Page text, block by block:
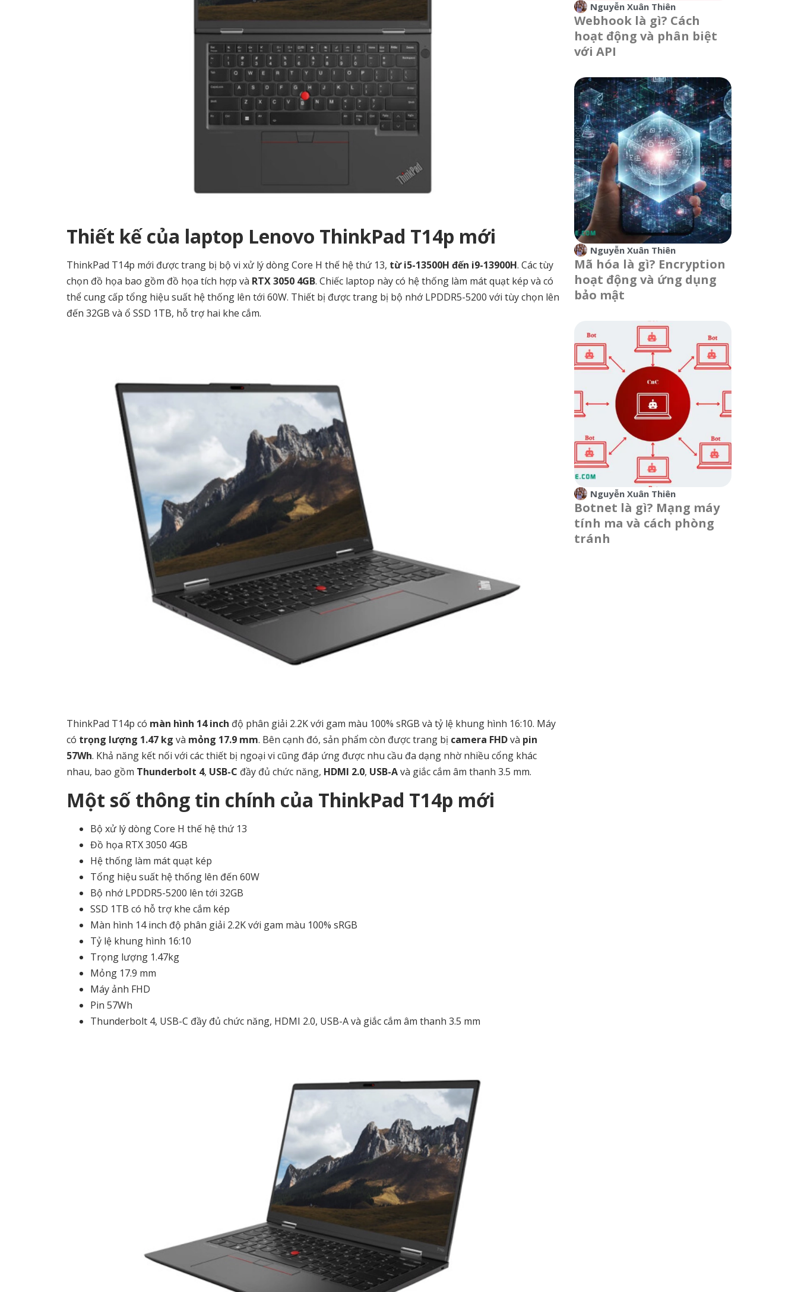
Thiết kế của laptop Lenovo ThinkPad T14p mới
ThinkPad T14p mới được trang bị bộ vi xử lý dòng Core H thế hệ thứ 13, từ i5-13500H đến i9-13900H. Các tùy
chọn đồ họa bao gồm đồ họa tích hợp và RTX 3050 4GB. Chiếc laptop này có hệ thống làm mát quạt kép và có
thể cung cấp tổng hiệu suất hệ thống lên tới 60W. Thiết bị được trang bị bộ nhớ LPDDR5-5200 với tùy chọn lên
đến 32GB và ổ SSD 1TB, hỗ trợ hai khe cắm.
ThinkPad T14p có màn hình 14 inch độ phân giải 2.2K với gam màu 100% sRGB và tỷ lệ khung hình 16:10. Máy
có trọng lượng 1.47 kg và mỏng 17.9 mm. Bên cạnh đó, sản phẩm còn được trang bị camera FHDvà pin
57Wh. Khả năng kết nối với các thiết bị ngoại vi cũng đáp ứng được nhu cầu đa dạng nhờ nhiều cổng khác
nhau, bao gồm Thunderbolt 4, USB-C đầy đủ chức năng, HDMI 2.0, USB-Avà giắc cắm âm thanh 3.5 mm.
Một số thông tin chính của ThinkPad T14p mới
Bộ xử lý dòng Core H thế hệ thứ 13
Đồ họa RTX 3050 4GB
Hệ thống làm mát quạt kép
Tổng hiệu suất hệ thống lên đến 60W
Bộ nhớ LPDDR5-5200 lên tới 32GB
SSD 1TB có hỗ trợ khe cắm kép
Màn hình 14 inch độ phân giải 2.2K với gam màu 100% sRGB
Tỷ lệ khung hình 16:10
Trọng lượng 1.47kg
Mỏng 17.9 mm
Máy ảnh FHD
Pin 57Wh
Thunderbolt 4, USB-C đầy đủ chức năng, HDMI 2.0, USB-A và giắc cắm âm thanh 3.5 mm
Nguyễn Xuân Thiên
Webhook là gì? Cách
hoạt động và phân biệt
với API
Nguyễn Xuân Thiên
Mã hóa là gì? Encryption
hoạt động và ứng dụng
bảo mật
Nguyễn Xuân Thiên
Botnet là gì? Mạng máy
tính ma và cách phòng
tránh